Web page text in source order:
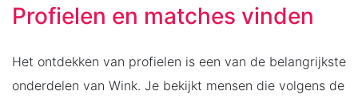
Profielen en matches vinden
Het ontdekken van profielen is een van de belangrijkste
onderdelen van Wink. Je bekijkt mensen die volgens de